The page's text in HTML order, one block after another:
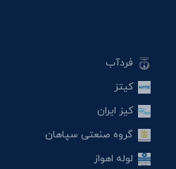
فردآب
کیتز
کیز ایران
گروه صنعتی سپاهان
لوله اهواز